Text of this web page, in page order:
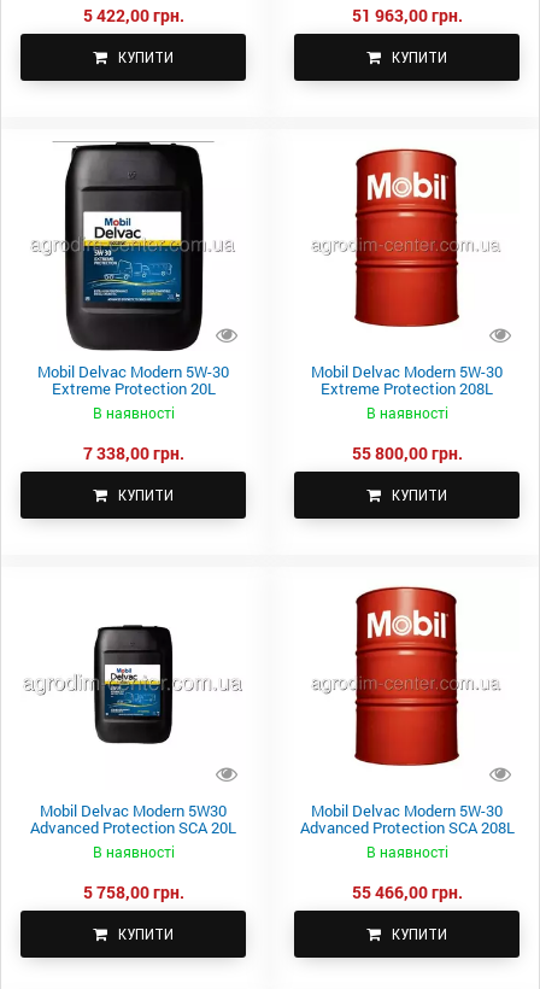
5 422,00 грн.
КУПИТИ
51 963,00 грн.
КУПИТИ
Mobil Delvac Modern 5W-30
Extreme Protection 20L
В наявності
7 338,00 грн.
КУПИТИ
Mobil Delvac Modern 5W-30
Extreme Protection 208L
В наявності
55 800,00 грн.
КУПИТИ
Mobil Delvac Modern 5W30
Advanced Protection SCA 20L
В наявності
5 758,00 грн.
КУПИТИ
Mobil Delvac Modern 5W-30
Advanced Protection SCA 208L
В наявності
55 466,00 грн.
КУПИТИ